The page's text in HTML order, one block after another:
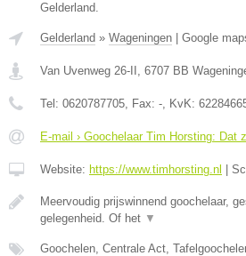
Gelderland.
Gelderland » Wageningen Google
Van Uvenweg 26-II , 6707 BB
Tel: 0620787705, Fax: -, KvK:
E-mail › Goochelaar Tim Horsting: Dat
Website: https://www.timhorsting.nl
Meervoudig prijswinnend goochelaar,
gelegenheid. Of het ▼
Goochelen, Centrale Act,